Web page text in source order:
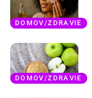
DOMOV/ZDRAVIE
DOMOV/ZDRAVIE